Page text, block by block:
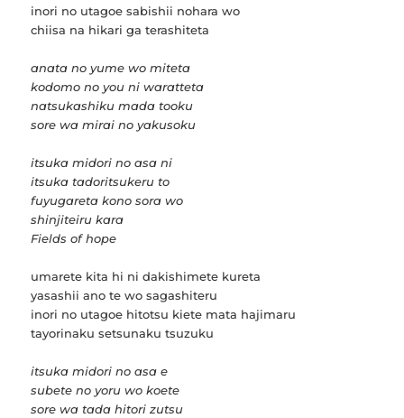
inori no utagoe sabishii nohara wo
chiisa na hikari ga terashiteta
anata no yume wo miteta
kodomo no you ni waratteta
natsukashiku mada tooku
sore wa mirai no yakusoku
itsuka midori no asa ni
itsuka tadoritsukeru to
fuyugareta kono sora wo
shinjiteiru kara
Fields of hope
umarete kita hi ni dakishimete kureta
yasashii ano te wo sagashiteru
inori no utagoe hitotsu kiete mata hajimaru
tayorinaku setsunaku tsuzuku
itsuka midori no asa e
subete no yoru wo koete
sore wa tada hitori zutsu